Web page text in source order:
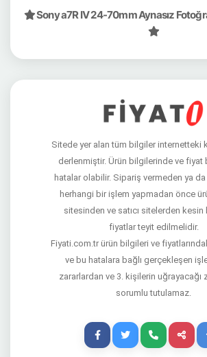
Sony a7R IV 24-70mm Aynasız
Sitede yer alan tüm bilgiler internetteki
derlenmiştir. Ürün bilgilerinde ve fiyat
hatalar olabilir. Sipariş vermeden ya
herhangi bir işlem yapmadan önce
sitesinden ve satıcı sitelerden kesin
fiyatlar teyit edilmelidir.
Fiyati.com.tr ürün bilgileri ve
ve bu hatalara bağlı gerçekleşen
zararlardan ve 3. kişilerin uğrayacağı
sorumlu tutulamaz.